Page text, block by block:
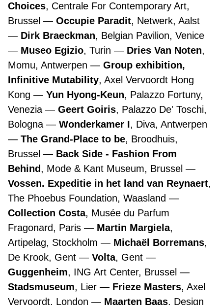
Choices, Centrale For Contemporary Art,
Brussel
Occupie Paradit, Netwerk, Aalst
Dirk Braeckman, Belgian Pavilion, Venice
Museo Egizio, Turin Dries Van Noten,
Momu, Antwerpen
Group exhibition,
Infinitive Mutability, Axel Vervoordt Hong
Kong
Yun Hyong-Keun, Palazzo Fortuny,
Venezia
Geert Goiris, Palazzo De' Toschi,
Bologna
Wonderkamer I, Diva, Antwerpen
The Grand-Place to be, Broodhuis,
Brussel
Back Side - Fashion From
Behind, Mode & Kant Museum, Brussel
Vossen. Expeditie in het land van Reynaert,
The Phoebus Foundation, Waasland
Collection Costa, Musée du Parfum
Fragonard, Paris
Martin Margiela,
Artipelag, Stockholm
Michaël Borremans,
De Krook, Gent
Volta, Gent
Guggenheim, ING Art Center, Brussel
Stadsmuseum, Lier Frieze Masters, Axel
Vervoordt, London
Maarten Baas, Design